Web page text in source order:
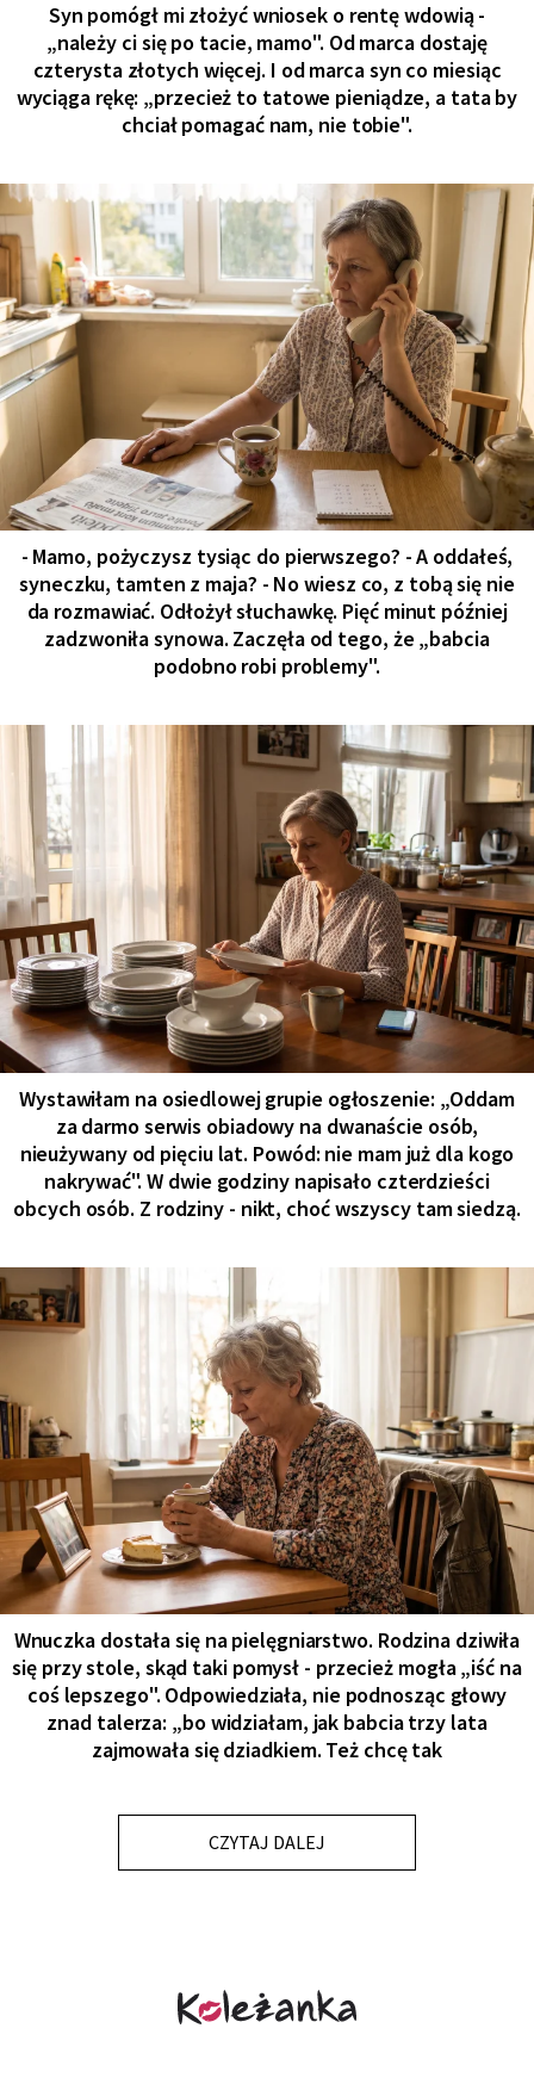
Syn pomógł mi złożyć wniosek o rentę wdowią -
„należy ci się po tacie, mamo". Od marca dostaję
czterysta złotych więcej. I od marca syn co miesiąc
wyciąga rękę: „przecież to tatowe pieniądze, a tata by
chciał pomagać nam, nie tobie".
- Mamo, pożyczysz tysiąc do pierwszego? - A oddałeś,
syneczku, tamten z maja? - No wiesz co, z tobą się nie
da rozmawiać. Odłożył słuchawkę. Pięć minut później
zadzwoniła synowa. Zaczęła od tego, że „babcia
podobno robi problemy".
Wystawiłam na osiedlowej grupie ogłoszenie: „Oddam
za darmo serwis obiadowy na dwanaście osób,
nieużywany od pięciu lat. Powód: nie mam już dla kogo
nakrywać". W dwie godziny napisało czterdzieści
obcych osób. Z rodziny - nikt, choć wszyscy tam siedzą.
Wnuczka dostała się na pielęgniarstwo. Rodzina dziwiła
się przy stole, skąd taki pomysł - przecież mogła „iść na
coś lepszego". Odpowiedziała, nie podnosząc głowy
znad talerza: „bo widziałam, jak babcia trzy lata
zajmowała się dziadkiem. Też chcę tak
CZYTAJ DALEJ